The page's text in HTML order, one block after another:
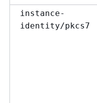
instance-
identity/pkcs7